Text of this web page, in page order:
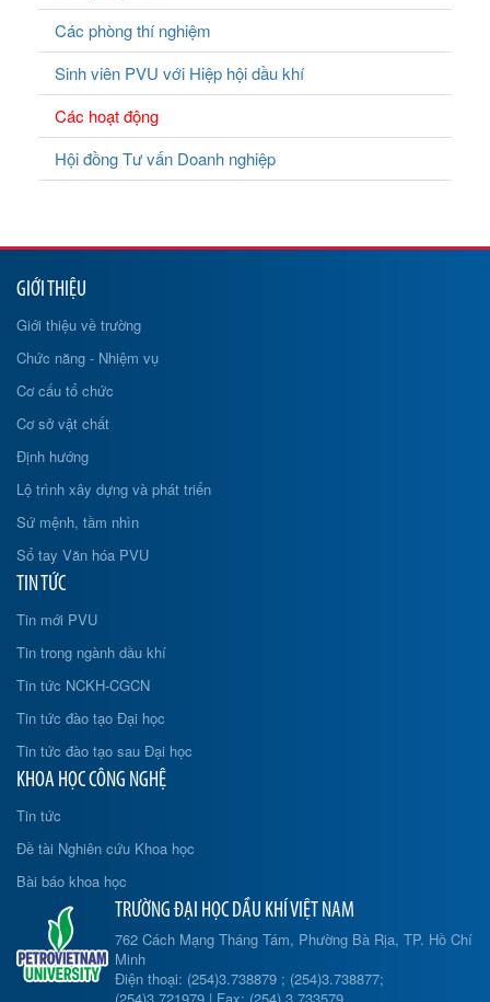
Các phòng thí nghiệm
Sinh viên PVU với Hiệp hội dầu khí
Các hoạt động
Hội đồng Tư vấn Doanh nghiệp
GIỚI THIỆU
Giới thiệu về trường
Chức năng - Nhiệm vụ
Cơ cấu tổ chức
Cơ sở vật chất
Định hướng
Lộ trình xây dựng và phát triển
Sứ mệnh, tầm nhìn
Sổ tay Văn hóa PVU
TIN TỨC
Tin mới PVU
Tin trong ngành dầu khí
Tin tức NCKH-CGCN
Tin tức đào tạo Đại học
Tin tức đào tạo sau Đại học
KHOA HỌC CÔNG NGHỆ
Tin tức
Đề tài Nghiên cứu Khoa học
Bài báo khoa học
TRƯỜNG ĐẠI HỌC DẦU KHÍ VIỆT NAM
762 Cách Mạng Tháng Tám, Phường Bà Rịa, TP. Hồ Chí
Minh
Điện thoại: (254)3.738879 ; (254)3.738877;